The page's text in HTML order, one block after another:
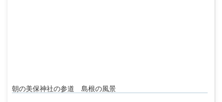
朝の美保神社の参道 島根の風景